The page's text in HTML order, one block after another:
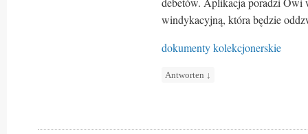
windykacyjną, która będzie
dokumenty kolekcjonerskie
Antworten ↓